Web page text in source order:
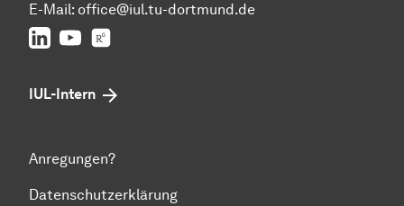
E-Mail: office@iul.tu-dortmund.de
LinkedIn
Youtube
IUL-Intern
Anregungen?
Datenschutzerklärung